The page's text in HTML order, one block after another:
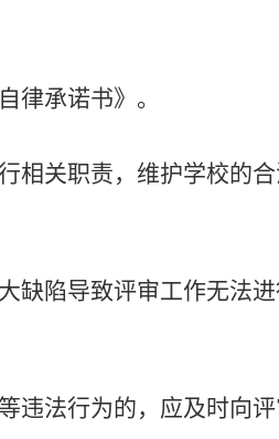
律承诺书》。
相关职责，维护学校的
缺陷导致评审工作无法
违法行为的，应及时向